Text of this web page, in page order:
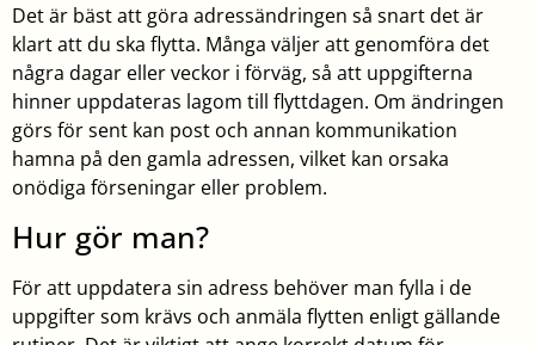
Det är bäst att göra adressändringen så snart det är
klart att du ska flytta. Många väljer att genomföra det
några dagar eller veckor i förväg, så att uppgifterna
hinner uppdateras lagom till flyttdagen. Om ändringen
görs för sent kan post och annan kommunikation
hamna på den gamla adressen, vilket kan orsaka
onödiga förseningar eller problem.
Hur gör man?
För att uppdatera sin adress behöver man fylla i de
uppgifter som krävs och anmäla flytten enligt gällande